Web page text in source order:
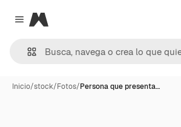
Close menu
Magnific
Inicio/stock/Fotos/Persona que presenta…